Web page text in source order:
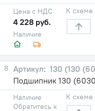
Наличие
Цена с НДС
4 228 руб.
К схеме
8
130 (130
Подшипник 130
Наличие
Обратитесь к
К схеме